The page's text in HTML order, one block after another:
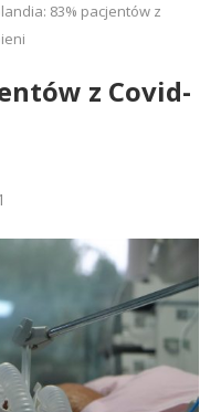
83% pacjentów z
z Covid-